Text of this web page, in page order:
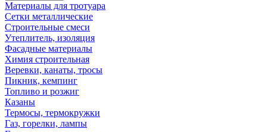
Материалы для тротуара
Сетки металлические
Строительные смеси
Утеплитель, изоляция
Фасадные материалы
Химия строительная
Веревки, канаты, тросы
Пикник, кемпинг
Топливо и розжиг
Казаны
Термосы, термокружки
Газ, горелки, лампы